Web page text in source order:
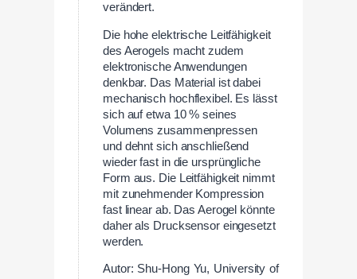
verändert.
Die hohe elektrische Leitfähigkeit
des Aerogels macht zudem
elektronische Anwendungen
denkbar. Das Material ist dabei
mechanisch hochflexibel. Es lässt
sich auf etwa 10 % seines
Volumens zusammenpressen
und dehnt sich anschließend
wieder fast in die ursprüngliche
Form aus. Die Leitfähigkeit nimmt
mit zunehmender Kompression
fast linear ab. Das Aerogel könnte
daher als Drucksensor eingesetzt
werden.
Autor: Shu-Hong Yu, University of